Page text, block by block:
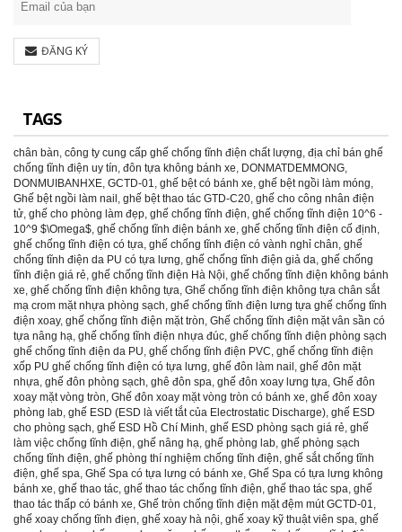
ĐĂNG KÝ
TAGS
chân bàn, công ty cung cấp ghế chống tĩnh điện chất lượng, địa chỉ bán ghế
chống tĩnh điện uy tín, đôn tựa không bánh xe, DONMATDEMMONG,
DONMUIBANHXE, GCTD-01, ghế bệt có bánh xe, ghế bệt ngồi làm móng,
Ghế bệt ngồi làm nail , ghế bệt thao tác GTD-C20, ghế cho công nhân điện
tử, ghế cho phòng làm đẹp, ghế chống tĩnh điện, ghế chống tĩnh điện 10^6 -
10^9 $\Omega$, ghế chống tĩnh điện bánh xe, ghế chống tĩnh điện cố định,
ghế chống tĩnh điện có tựa, ghế chống tĩnh điện có vành nghỉ chân, ghế
chống tĩnh điện da PU có tựa lưng, ghế chống tĩnh điện giả da, ghế chống
tĩnh điện giá rẻ, ghế chống tĩnh điện Hà Nội, ghế chống tĩnh điện không bánh
xe, ghế chống tĩnh điện không tựa, Ghế chống tĩnh điện không tựa chân sắt
mạ crom mặt nhựa phòng sạch, ghế chống tĩnh điện lưng tựa ghế chống tĩnh
điện xoay, ghế chống tĩnh điện mặt tròn, Ghế chống tĩnh điện mặt vân sần có
tựa nâng hạ, ghế chống tĩnh điện nhựa đúc, ghế chống tĩnh điện phòng sạch
ghế chống tĩnh điện da PU, ghế chống tĩnh điện PVC, ghế chống tĩnh điện
xốp PU ghế chống tĩnh điện có tựa lưng, ghế đôn làm nail , ghế đôn mặt
nhựa, ghế đôn phòng sạch, ghê đôn spa, ghế đôn xoay lưng tựa, Ghế đôn
xoay mặt vòng tròn, Ghế đôn xoay mặt vòng tròn có bánh xe, ghế đôn xoay
phòng lab, ghế ESD (ESD là viết tắt của Electrostatic Discharge), ghế ESD
cho phòng sạch, ghế ESD Hồ Chí Minh, ghế ESD phòng sạch giá rẻ, ghế
làm việc chống tĩnh điện, ghế nâng hạ, ghế phòng lab, ghế phòng sạch
chống tĩnh điện, ghế phòng thí nghiệm chống tĩnh điện, ghế sắt chống tĩnh
điện, ghế spa, Ghế Spa có tựa lưng có bánh xe, Ghế Spa có tựa lưng không
bánh xe, ghế thao tác, ghế thao tác chống tĩnh điện, ghế thao tác spa, ghế
thao tác thấp có bánh xe, Ghế tròn chống tĩnh điện mặt đệm mút GCTD-01,
ghế xoay chống tĩnh điẹn, ghế xoay hà nội, ghế xoay kỹ thuật viên spa, ghế